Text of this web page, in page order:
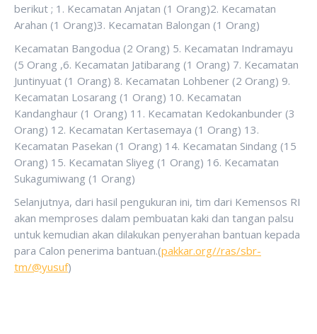
berikut ; 1. Kecamatan Anjatan (1 Orang)2. Kecamatan
Arahan (1 Orang)3. Kecamatan Balongan (1 Orang)
Kecamatan Bangodua (2 Orang) 5. Kecamatan Indramayu
(5 Orang ,6. Kecamatan Jatibarang (1 Orang) 7. Kecamatan
Juntinyuat (1 Orang) 8. Kecamatan Lohbener (2 Orang) 9.
Kecamatan Losarang (1 Orang) 10. Kecamatan
Kandanghaur (1 Orang) 11. Kecamatan Kedokanbunder (3
Orang) 12. Kecamatan Kertasemaya (1 Orang) 13.
Kecamatan Pasekan (1 Orang) 14. Kecamatan Sindang (15
Orang) 15. Kecamatan Sliyeg (1 Orang) 16. Kecamatan
Sukagumiwang (1 Orang)
Selanjutnya, dari hasil pengukuran ini, tim dari Kemensos RI
akan memproses dalam pembuatan kaki dan tangan palsu
untuk kemudian akan dilakukan penyerahan bantuan kepada
para Calon penerima bantuan.(pakkar.org//ras/sbr-
tm/@yusuf)